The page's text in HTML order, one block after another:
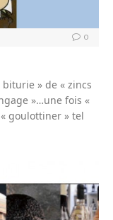
0
» de « zincs
»…une fois «
goulottiner » tel